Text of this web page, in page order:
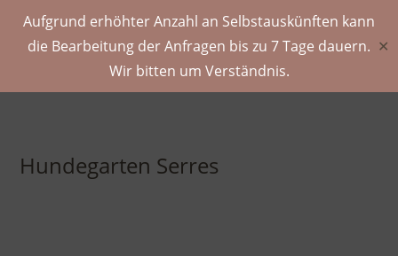
Aufgrund erhöhter Anzahl an Selbstauskünften kann
die Bearbeitung der Anfragen bis zu 7 Tage dauern.
Wir bitten um Verständnis.
✕
Hundegarten Serres